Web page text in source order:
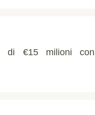
di €15 milioni con